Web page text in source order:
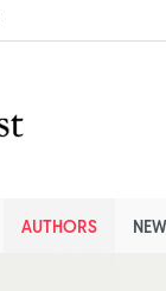
AUTHORS